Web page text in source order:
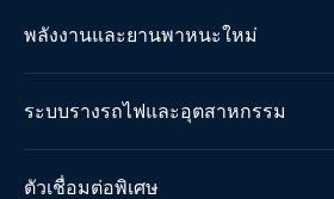
พลังงานและยานพาหนะใหม่
ระบบรางรถไฟและอุตสาหกรรม
ตัวเชื่อมต่อพิเศษ